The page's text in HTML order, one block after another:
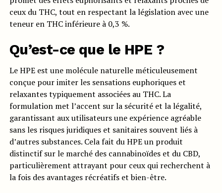
ceux du THC, tout en respectant la législation avec une
teneur en THC inférieure à 0,3 %.
Qu’est-ce que le HPE ?
Le HPE est une molécule naturelle méticuleusement
conçue pour imiter les sensations euphoriques et
relaxantes typiquement associées au THC. La
formulation met l’accent sur la sécurité et la légalité,
garantissant aux utilisateurs une expérience agréable
sans les risques juridiques et sanitaires souvent liés à
d’autres substances. Cela fait du HPE un produit
distinctif sur le marché des cannabinoïdes et du CBD,
particulièrement attrayant pour ceux qui recherchent à
la fois des avantages récréatifs et bien-être.